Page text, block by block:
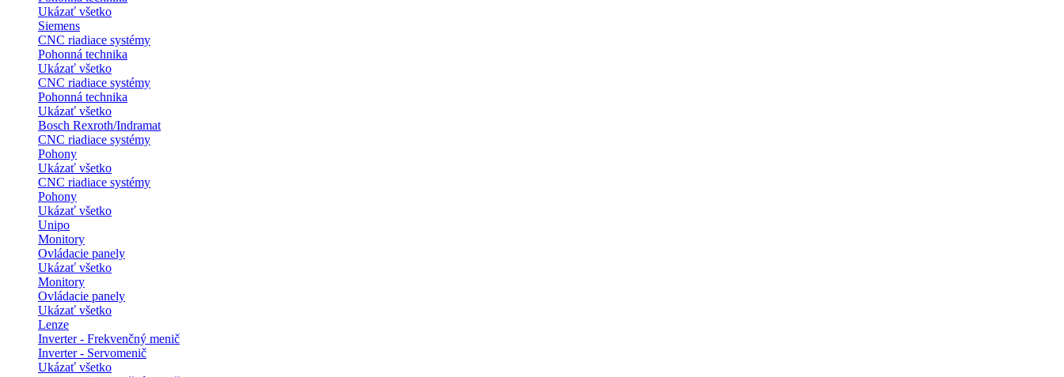
Ukázať všetko
Siemens
CNC riadiace systémy
Pohonná technika
Ukázať všetko
CNC riadiace systémy
Pohonná technika
Ukázať všetko
Bosch Rexroth/Indramat
CNC riadiace systémy
Pohony
Ukázať všetko
CNC riadiace systémy
Pohony
Ukázať všetko
Unipo
Monitory
Ovládacie panely
Ukázať všetko
Monitory
Ovládacie panely
Ukázať všetko
Lenze
Inverter - Frekvenčný menič
Inverter - Servomenič
Ukázať všetko